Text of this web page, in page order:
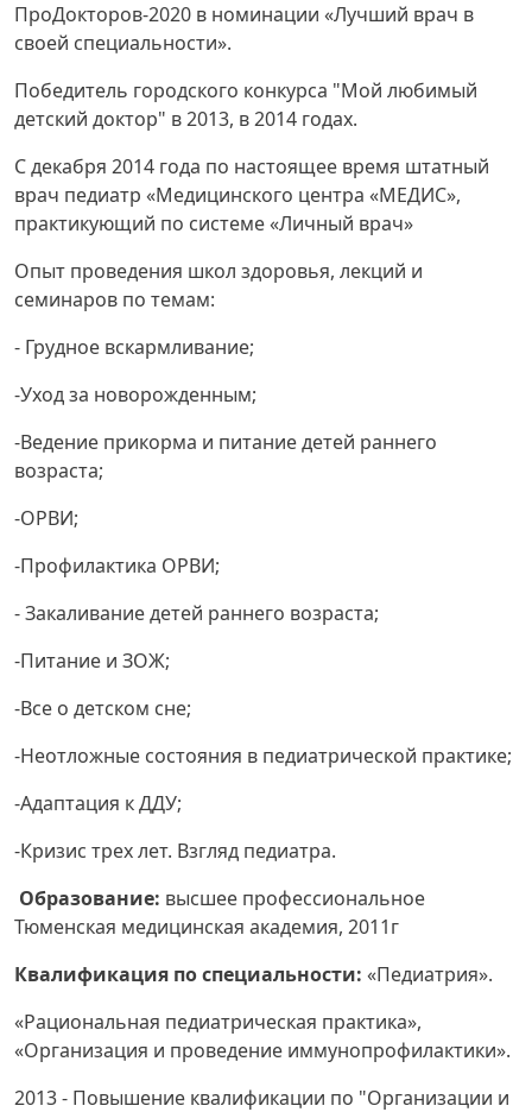
ПроДокторов-2020 в номинации «Лучший врач в
своей специальности».
Победитель городского конкурса "Мой любимый
детский доктор" в 2013, в 2014 годах.
С декабря 2014 года по настоящее время штатный
врач педиатр «Медицинского центра «МЕДИС»,
практикующий по системе «Личный врач»
Опыт проведения школ здоровья, лекций и
семинаров по темам:
- Грудное вскармливание;
-Уход за новорожденным;
-Ведение прикорма и питание детей раннего
возраста;
-ОРВИ;
-Профилактика ОРВИ;
- Закаливание детей раннего возраста;
-Питание и ЗОЖ;
-Все о детском сне;
-Неотложные состояния в педиатрической практике;
-Адаптация к ДДУ;
-Кризис трех лет. Взгляд педиатра.
Образование: высшее профессиональное
Тюменская медицинская академия, 2011г
Квалификация по специальности: «Педиатрия».
«Рациональная педиатрическая практика»,
«Организация и проведение иммунопрофилактики».
2013 - Повышение квалификации по "Организации и